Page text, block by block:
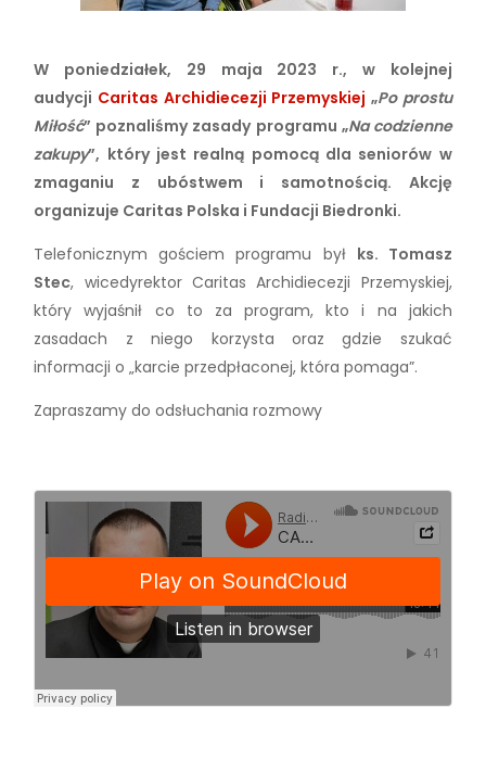
W poniedziałek, 29 maja 2023 r., w kolejnej
audycji Caritas Archidiecezji Przemyskiej „Po prostu
Miłość” poznaliśmy zasady programu „Na codzienne
zakupy”, który jest realną pomocą dla seniorów w
zmaganiu z ubóstwem i samotnością. Akcję
organizuje Caritas Polska i Fundacji Biedronki.
Telefonicznym gościem programu był ks. Tomasz
Stec, wicedyrektor Caritas Archidiecezji Przemyskiej,
który wyjaśnił co to za program, kto i na jakich
zasadach z niego korzysta oraz gdzie szukać
informacji o „karcie przedpłaconej, która pomaga”.
Zapraszamy do odsłuchania rozmowy